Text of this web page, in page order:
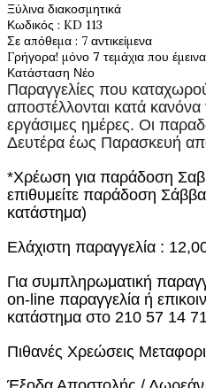
Ξύλινα διακοσμητικά
Κωδικός : KD 113
Σε απόθεμα : 7 αντικείμενα
Γρήγορα! μόνο 7 τεμάχια που
Κατάσταση Νέο
Παραγγελίες που
αποστέλλονται κατά κανόνα
εργάσιμες ημέρες. Οι
Δευτέρα έως Παρασκευή
*Χρέωση για παράδοση
επιθυμείτε παράδοση
κατάστημα)
Ελάχιστη παραγγελία :
Για συμπληρωματική
on-line παραγγελία ή
κατάστημα στο 210 57 14
Πιθανές Χρεώσεις